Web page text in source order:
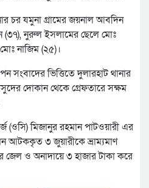
চর যমুনা গ্রামের জয়নাল আবদিন
(৩৭), নুরুল ইসলামের ছেলে মোঃ
নাজিম (২৫)।
সংবাদের ভিত্তিতে দুলারহাট থানার
দোকান থেকে গ্রেফতারে সক্ষম
(ওসি) মিজানুর রহমান পাটওয়ারী এর
আটককৃত ৩ জুয়ারীকে ভ্রাম্যমাণ
ও অনাদায়ে ৩ হাজার টাকা করে